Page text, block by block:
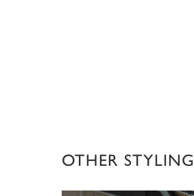
OTHER STYLING